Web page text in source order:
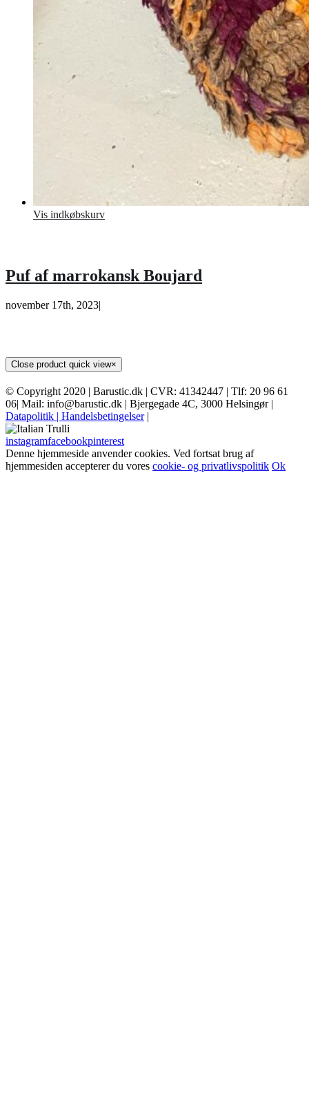
Vis indkøbskurv
Puf af marrokansk Boujard
november 17th, 2023|
Close product quick view×
© Copyright 2020 | Barustic.dk | CVR: 41342447 | Tlf: 20 96 61
06| Mail: info@barustic.dk | Bjergegade 4C, 3000 Helsingør |
Datapolitik | Handelsbetingelser|
instagramfacebookpinterest
Denne hjemmeside anvender cookies. Ved fortsat brug af
hjemmesiden accepterer du vores cookie- og privatlivspolitik Ok